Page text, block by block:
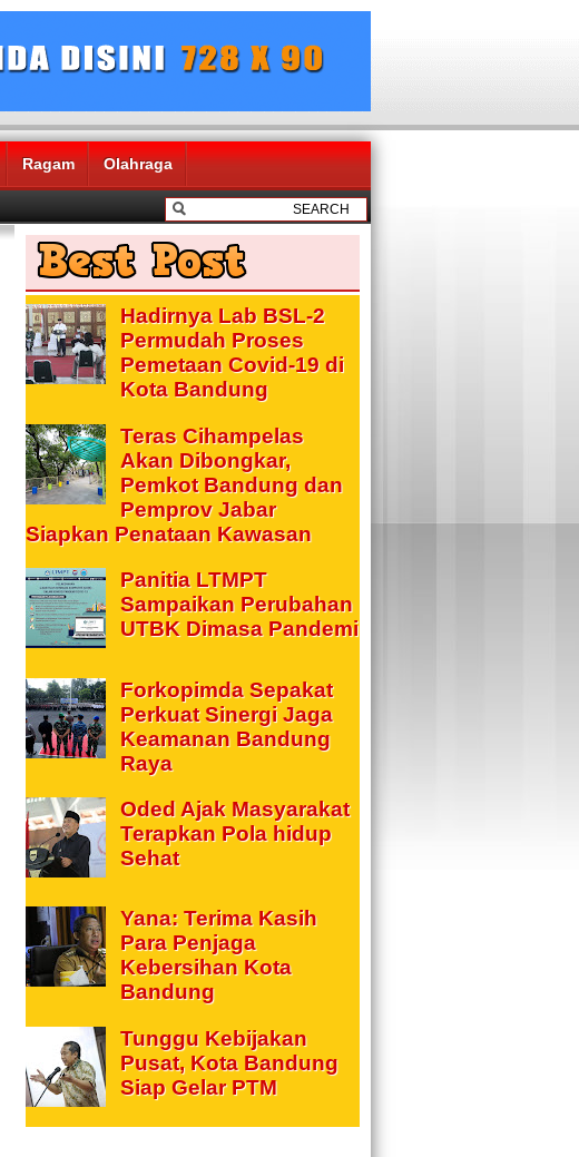
Ragam Olahraga
Hadirnya Lab BSL-2
Permudah Proses
Pemetaan Covid-19 di
Kota Bandung
Teras Cihampelas
Akan Dibongkar,
Pemkot Bandung dan
Pemprov Jabar
Siapkan Penataan Kawasan
Panitia LTMPT
Sampaikan Perubahan
UTBK Dimasa Pandemi
Forkopimda Sepakat
Perkuat Sinergi Jaga
Keamanan Bandung
Raya
Oded Ajak Masyarakat
Terapkan Pola hidup
Sehat
Yana: Terima Kasih
Para Penjaga
Kebersihan Kota
Bandung
Tunggu Kebijakan
Pusat, Kota Bandung
Siap Gelar PTM